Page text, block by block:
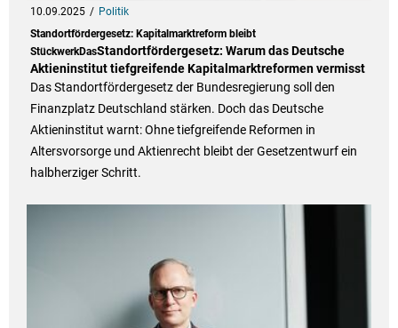
10.09.2025
Politik
Standortfördergesetz: Kapitalmarktreform bleibt
StückwerkDasStandortfördergesetz: Warum das Deutsche
Aktieninstitut tiefgreifende Kapitalmarktreformen vermisst
Das Standortfördergesetz der Bundesregierung soll den
Finanzplatz Deutschland stärken. Doch das Deutsche
Aktieninstitut warnt: Ohne tiefgreifende Reformen in
Altersvorsorge und Aktienrecht bleibt der Gesetzentwurf ein
halbherziger Schritt.